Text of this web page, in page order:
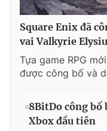
Square Enix đã
vai Valkyrie
Tựa game RPG
được công bố và
8BitDo công bố
Xbox đầu tiên